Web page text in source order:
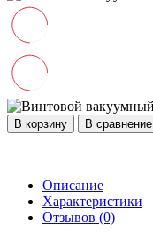
В корзину В сравнение
Описание
Характеристики
Отзывов (0)